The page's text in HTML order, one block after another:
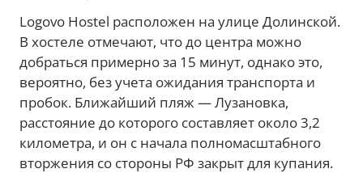
Logovo Hostel расположен на улице Долинской.
В хостеле отмечают, что до центра можно
добраться примерно за 15 минут, однако это,
вероятно, без учета ожидания транспорта и
пробок. Ближайший пляж — Лузановка,
расстояние до которого составляет около 3,2
километра, и он с начала полномасштабного
вторжения со стороны РФ закрыт для купания.